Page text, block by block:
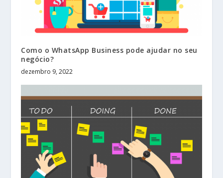
Como o WhatsApp Business pode ajudar no seu
negócio?
dezembro 9, 2022